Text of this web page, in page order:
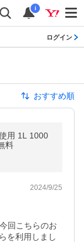
i
ログイン
おすすめ順
用 1L 1000
料
2024/9/25
回こちらのお
を利用しまし